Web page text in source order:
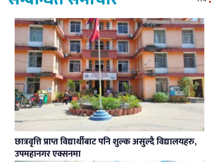
छात्रवृत्ति प्राप्त विद्यार्थीबाट पनि शुल्क असुल्दै विद्यालयहरु,
उपमहानगर एक्सनमा